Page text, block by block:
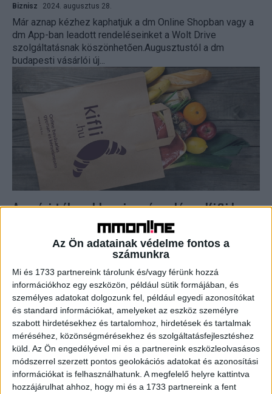
Az Ön adatainak védelme fontos a
számunkra
Mi és 1733 partnereink tárolunk és/vagy férünk hozzá
információkhoz egy eszközön, például sütik formájában, és
személyes adatokat dolgozunk fel, például egyedi azonosítókat
és standard információkat, amelyeket az eszköz személyre
szabott hirdetésekhez és tartalomhoz, hirdetések és tartalmak
méréséhez, közönségmérésekhez és szolgáltatásfejlesztéshez
küld. Az Ön engedélyével mi és a partnereink eszközleolvasásos
módszerrel szerzett pontos geolokációs adatokat és azonosítási
információkat is felhasználhatunk. A megfelelő helyre kattintva
hozzájárulhat ahhoz, hogy mi és a 1733 partnereink a fent
Biznisz 2024. augusztus 28.
Már aznap kézhez kaphatjuk a dm Online Shopban vagy a
dm App-ban leadott rendeléseinket a Wolt Drive
szolgáltatásnak köszönhetően.Augusztustól a dm
budapesti vásárlói új...
A nyári táborokban is színre lép a Kifli.hu
Az óvodai étkeztetési program óriási sikerét követően a
Kifli.hu szolgáltatásait kiterjeszti a nyári táborokra is. Ez
az új program biztosítja, hogy a gyerekek és...